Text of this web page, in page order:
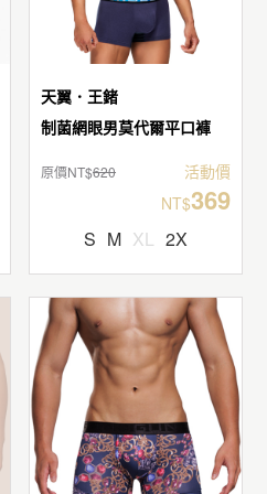
天翼．王鍺
制菌網眼男莫代爾平口褲
原價NT$620
活動價
NT$369
S M XL 2X